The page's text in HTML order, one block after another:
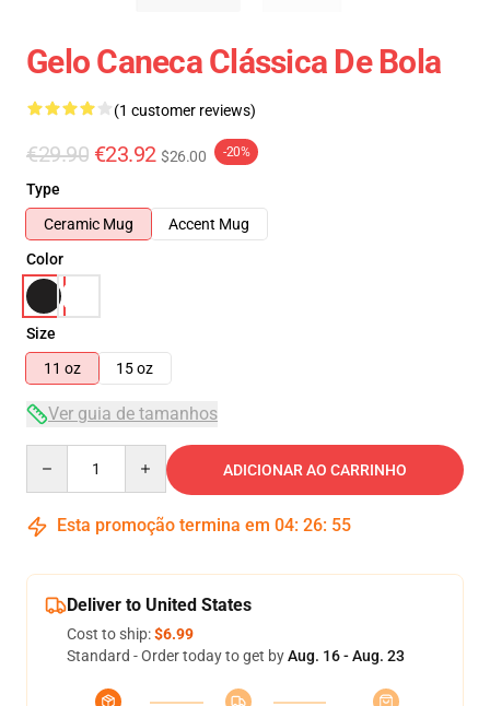
Gelo Caneca Clássica De Bola
(1 customer reviews)
€29.90 €23.92 $26.00 -20%
Type
Ceramic Mug
Accent Mug
Color
Size
11 oz
15 oz
Ver guia de tamanhos
ADICIONAR AO CARRINHO
Esta promoção termina em 04: 26: 55
Deliver to United States
Cost to ship:$6.99
Standard - Order today to get byAug. 16 - Aug. 23